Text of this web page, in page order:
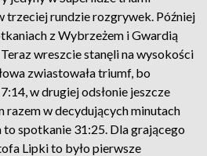
trzeciej rundzie rozgrywek. Później
z Wybrzeżem i Gwardią
wreszcie stanęli na wysokości
zwiastowała triumf, bo
w drugiej odsłonie jeszcze
w decydujących minutach
to spotkanie 31:25. Dla grającego
Lipki to było pierwsze